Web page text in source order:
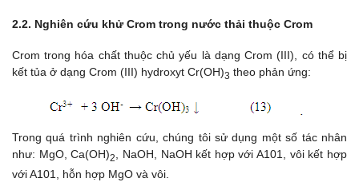
2.2. Nghiên cứu khử Crom trong nước thải thuộc Crom
Crom trong hóa chất thuộc chủ yếu là dạng Crom (III), có thể bị
kết tủa ở dạng Crom (III) hydroxyt Cr(OH)3 theo phản ứng:
Trong quá trình nghiên cứu, chúng tôi sử dụng một số tác nhân
như: MgO, Ca(OH)2, NaOH, NaOH kết hợp với A101, vôi kết hợp
với A101, hỗn hợp MgO và vôi.